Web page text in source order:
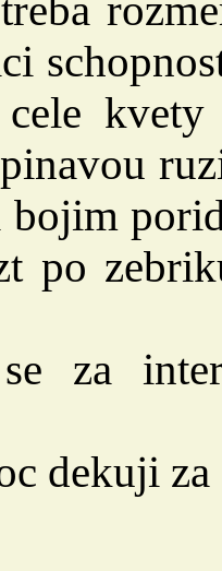
cele
bojim
po
za
dekuji